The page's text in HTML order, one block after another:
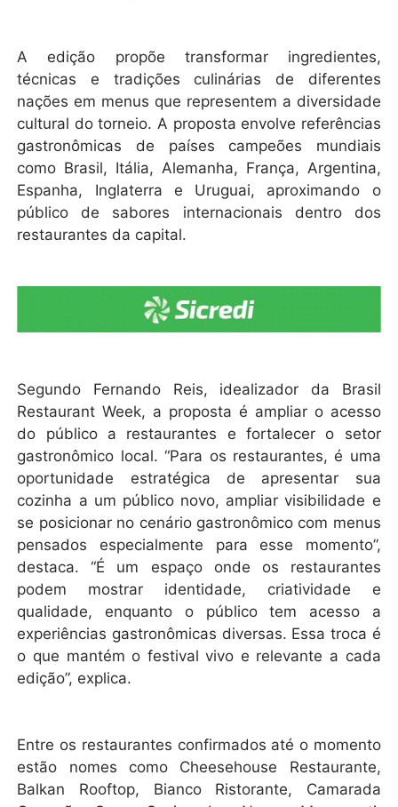
A edição propõe transformar ingredientes,
técnicas e tradições culinárias de diferentes
nações em menus que representem a diversidade
cultural do torneio. A proposta envolve referências
gastronômicas de países campeões mundiais
como Brasil, Itália, Alemanha, França, Argentina,
Espanha, Inglaterra e Uruguai, aproximando o
público de sabores internacionais dentro dos
restaurantes da capital.
Segundo Fernando Reis, idealizador da Brasil
Restaurant Week, a proposta é ampliar o acesso
do público a restaurantes e fortalecer o setor
gastronômico local. “Para os restaurantes, é uma
oportunidade estratégica de apresentar sua
cozinha a um público novo, ampliar visibilidade e
se posicionar no cenário gastronômico com menus
pensados especialmente para esse momento”,
destaca. “É um espaço onde os restaurantes
podem mostrar identidade, criatividade e
qualidade, enquanto o público tem acesso a
experiências gastronômicas diversas. Essa troca é
o que mantém o festival vivo e relevante a cada
edição”, explica.
Entre os restaurantes confirmados até o momento
estão nomes como Cheesehouse Restaurante,
Balkan Rooftop, Bianco Ristorante, Camarada